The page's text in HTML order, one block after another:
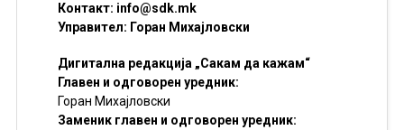
Контакт: info@sdk.mk
Управител: Горан Михајловски
Дигитална редакција „Сакам да кажам“
Главен и одговорен уредник:
Горан Михајловски
Заменик главен и одговорен уредник: